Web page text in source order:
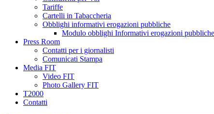
Tariffe
Cartelli in Tabaccheria
Obblighi informativi erogazioni pubbliche
Modulo obblighi Informativi erogazioni pubbliche
Press Room
Contatti per i giornalisti
Comunicati Stampa
Media FIT
Video FIT
Photo Gallery FIT
T2000
Contatti